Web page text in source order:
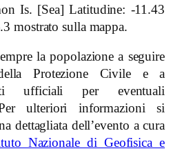
Is. [Sea] Latitudine: -11.43
mostrato sulla mappa.
la popolazione a seguire
Protezione Civile e a
ufficiali per eventuali
ulteriori informazioni si
dettagliata dell’evento a cura
Nazionale di Geofisica e